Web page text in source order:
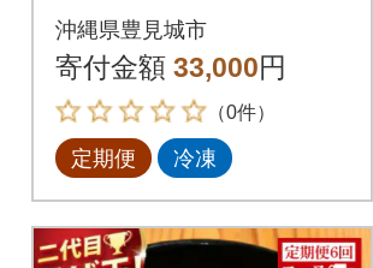
4食セット全3回
沖縄県豊見城市
寄付金額 33,000円
（0件）
定期便 冷凍